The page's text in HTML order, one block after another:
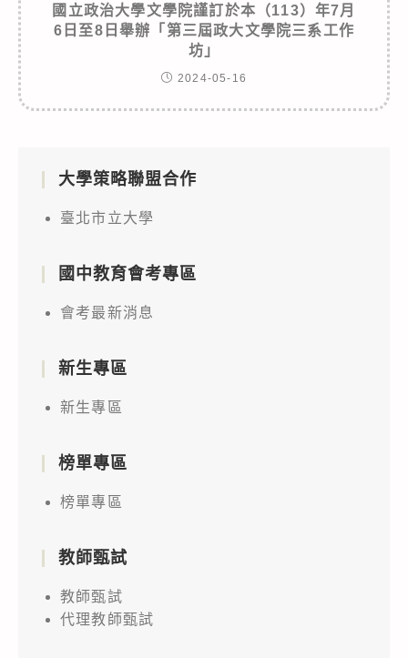
國立政治大學文學院謹訂於本（113）年7月
6日至8日舉辦「第三屆政大文學院三系工作
坊」
2024-05-16
大學策略聯盟合作
臺北市立大學
國中教育會考專區
會考最新消息
新生專區
新生專區
榜單專區
榜單專區
教師甄試
教師甄試
代理教師甄試